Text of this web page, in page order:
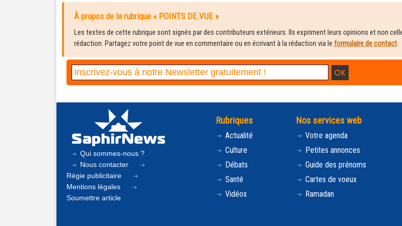
À propos de la rubrique « POINTS DE VUE »
Les textes de cette rubrique sont signés par des contributeurs extérieurs. Ils expriment leurs opinions et non
rédaction. Partagez votre point de vue en commentaire ou en écrivant à la rédaction via le formulaire de contact.
Qui sommes-nous ?
Nous contacter
Régie publicitaire
Mentions légales
Soumettre article
Rubriques
Actualité
Culture
Débats
Santé
Vidéos
Nos services web
Votre agenda
Petites annonces
Guide des prénoms
Cartes de voeux
Ramadan